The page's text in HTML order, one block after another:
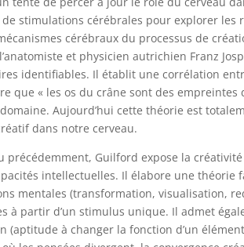
stimulations cérébrales pour explorer les
cérébraux du processus de
et physicien autrichien Franz
identifiables. Il établit une corrélation
que « les os du crâne sont des empreintes
Aujourd’hui cette théorie est
dans notre cerveau.
précédemment, Guilford expose la
intellectuelles. Il élabore une théorie
mentales (transformation, visualisation,
à partir d’un stimulus unique. Il admet
à changer la fonction d’un